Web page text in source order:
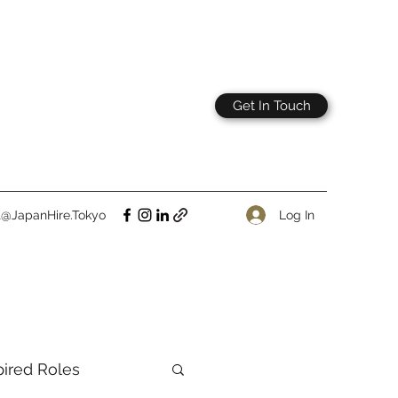
Get In Touch
Log In
Roles